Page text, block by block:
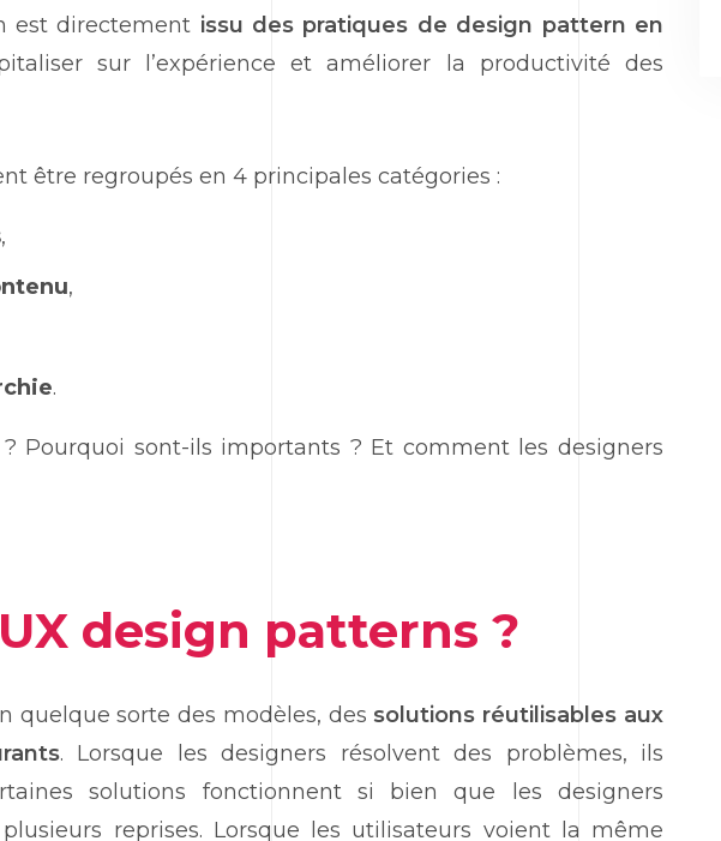
est directement issu des pratiques de design pattern en
sur l’expérience et améliorer la productivité des
être regroupés en 4 principales catégories :
,
,
.
Pourquoi sont-ils importants ? Et comment les designers
design patterns ?
quelque sorte des modèles, des solutions réutilisables aux
. Lorsque les designers résolvent des problèmes, ils
solutions fonctionnent si bien que les designers
reprises. Lorsque les utilisateurs voient la même